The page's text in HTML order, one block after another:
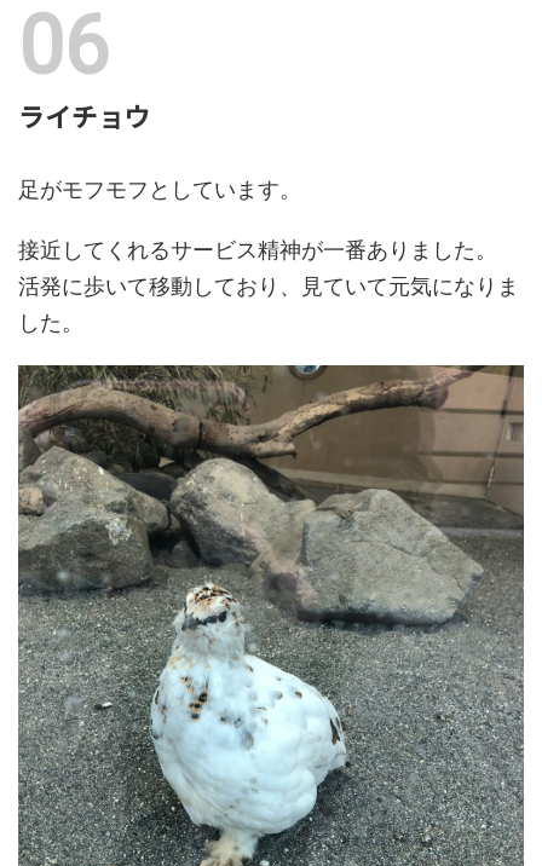
ライチョウ
足がモフモフとしています。
接近してくれるサービス精神が一番ありました。
活発に歩いて移動しており、見ていて元気になりま
した。